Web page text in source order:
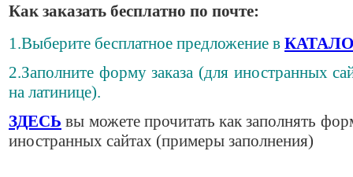
Как заказать бесплатно по почте:
1.Выберите бесплатное предложение в
2.Заполните форму заказа (для иностранных
на латинице).
ЗДЕСЬ вы можете прочитать как заполнять
иностранных сайтах (примеры заполнения)